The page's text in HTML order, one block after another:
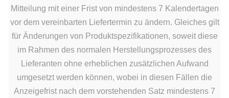
Mitteilung mit einer Frist von mindestens 7 Kalendertagen
vor dem vereinbarten Liefertermin zu ändern. Gleiches gilt
für Änderungen von Produktspezifikationen, soweit diese
im Rahmen des normalen Herstellungsprozesses des
Lieferanten ohne erheblichen zusätzlichen Aufwand
umgesetzt werden können, wobei in diesen Fällen die
Anzeigefrist nach dem vorstehenden Satz mindestens 7